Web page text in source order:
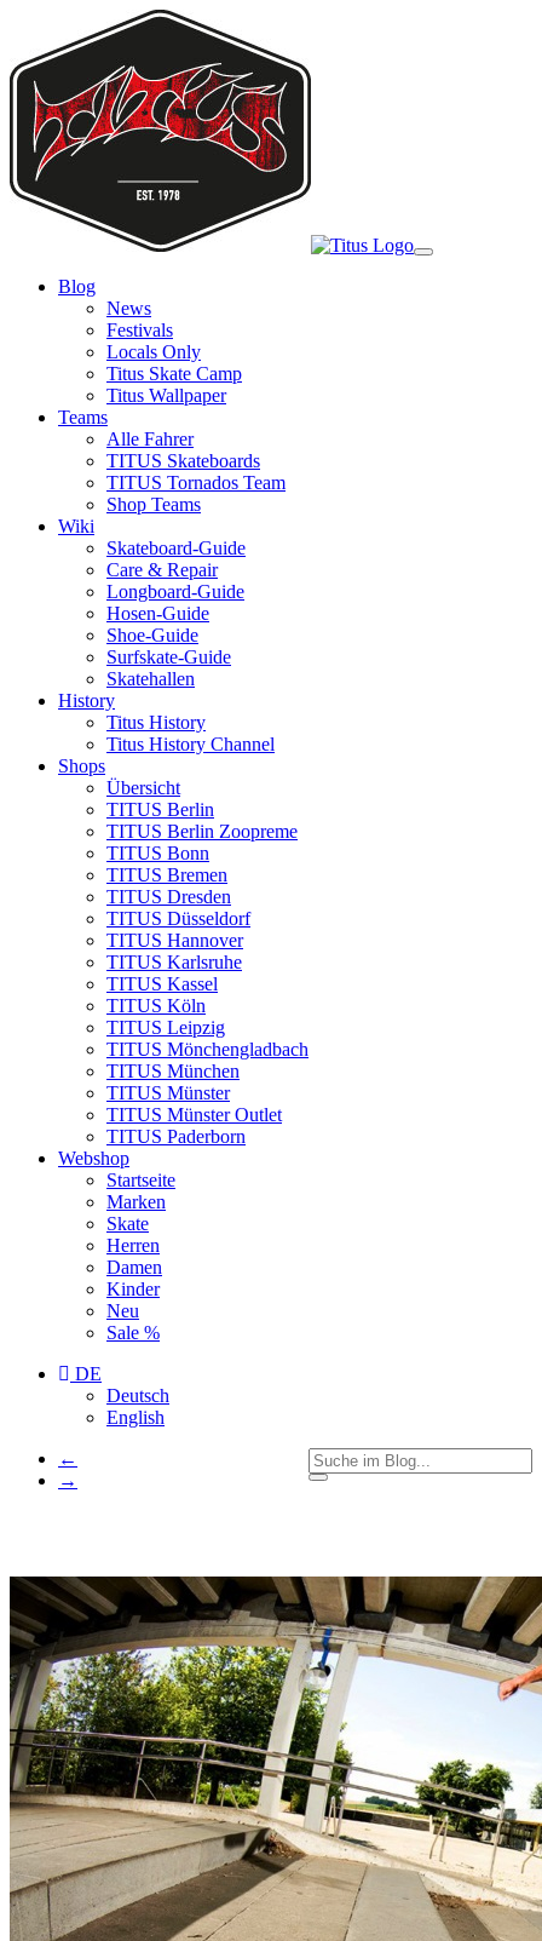
main
content
Toggle
Blog
News
Festivals
Locals Only
Titus Skate Camp
Titus Wallpaper
Teams
Alle Fahrer
TITUS Skateboards
TITUS Tornados Team
Shop Teams
Wiki
Skateboard-Guide
Care & Repair
Longboard-Guide
Hosen-Guide
Shoe-Guide
Surfskate-Guide
Skatehallen
History
Titus History
Titus History Channel
Shops
Übersicht
TITUS Berlin
TITUS Berlin Zoopreme
TITUS Bonn
TITUS Bremen
TITUS Dresden
TITUS Düsseldorf
TITUS Hannover
TITUS Karlsruhe
TITUS Kassel
TITUS Köln
TITUS Leipzig
TITUS Mönchengladbach
TITUS München
TITUS Münster
TITUS Münster Outlet
TITUS Paderborn
Webshop
Startseite
Marken
Skate
Herren
Damen
Kinder
Neu
Sale %
DE
Deutsch
English
←
→